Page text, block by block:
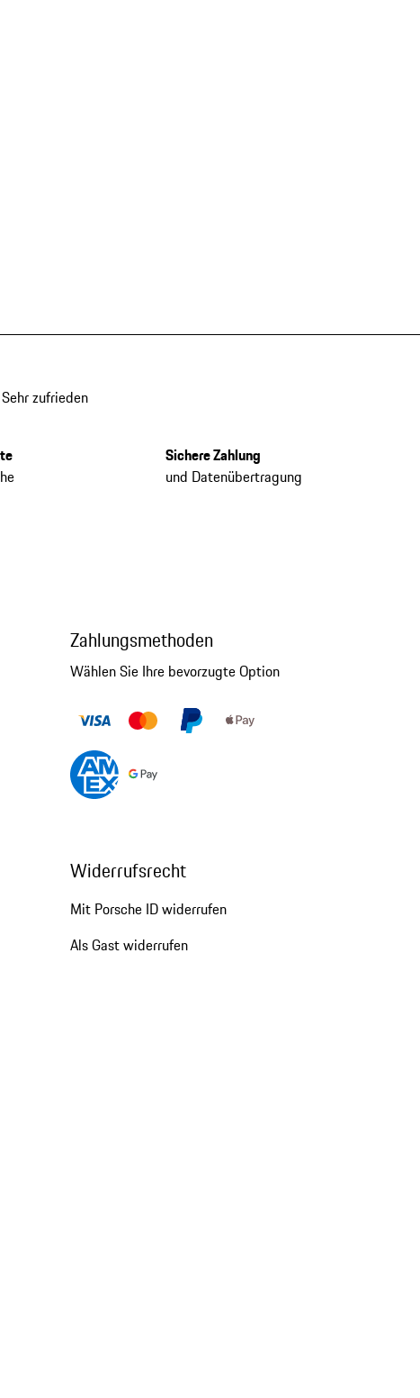
Sehr zufrieden
Sichere Zahlung
und Datenübertragung
Zahlungsmethoden
Wählen Sie Ihre bevorzugte Option
Widerrufsrecht
Mit Porsche ID widerrufen
Als Gast widerrufen